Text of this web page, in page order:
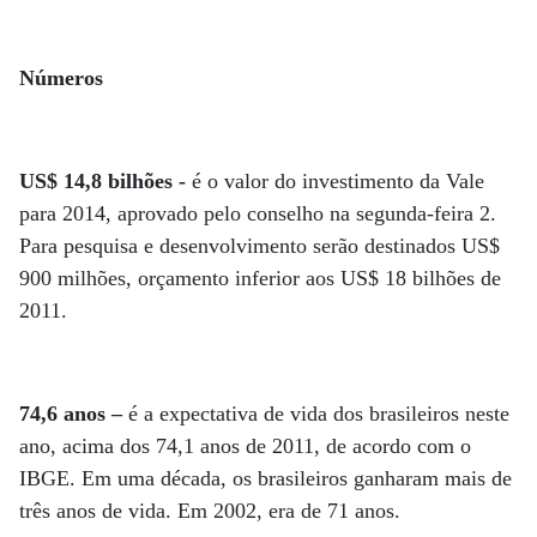
Números
US$ 14,8 bilhões - é o valor do investimento da Vale
para 2014, aprovado pelo conselho na segunda-feira 2.
Para pesquisa e desenvolvimento serão destinados US$
900 milhões, orçamento inferior aos US$ 18 bilhões de
2011.
74,6 anos –é a expectativa de vida dos brasileiros neste
ano, acima dos 74,1 anos de 2011, de acordo com o
IBGE. Em uma década, os brasileiros ganharam mais de
três anos de vida. Em 2002, era de 71 anos.